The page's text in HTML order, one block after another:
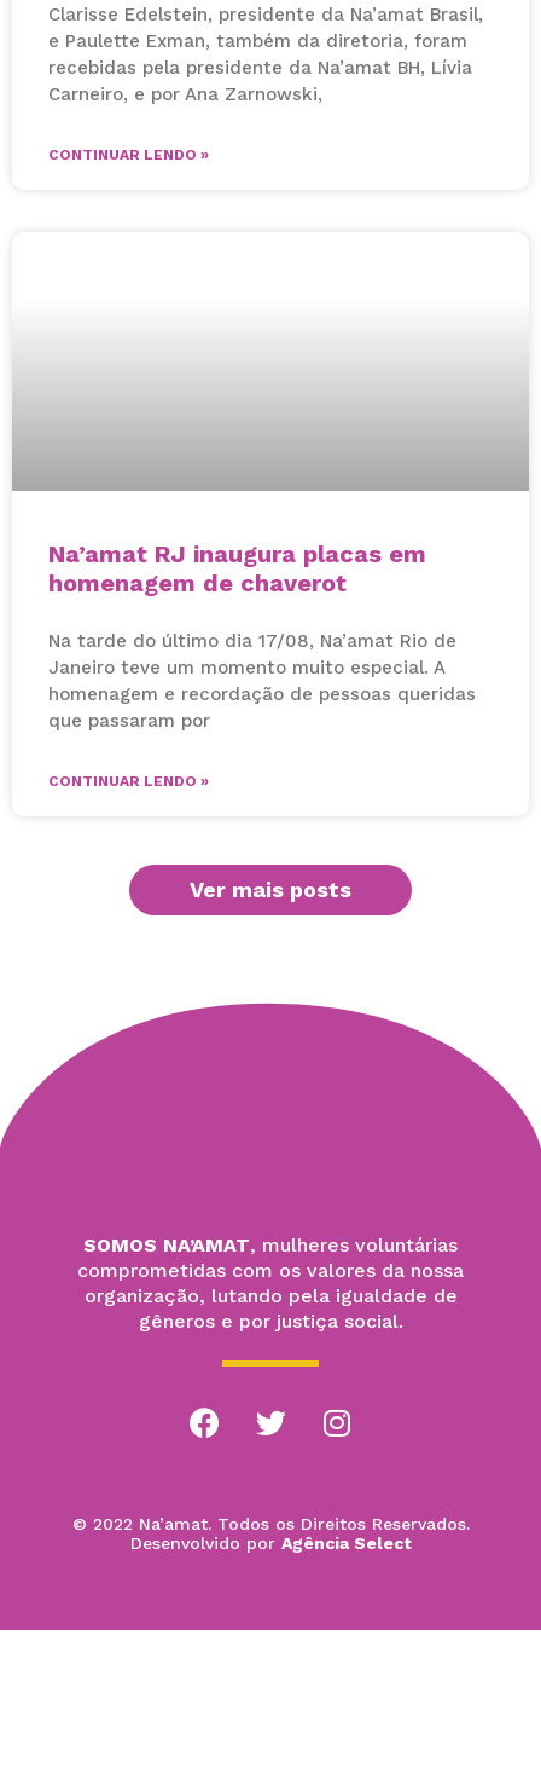
Clarisse Edelstein, presidente da Na’amat Brasil,
e Paulette Exman, também da diretoria, foram
recebidas pela presidente da Na’amat BH, Lívia
Carneiro, e por Ana Zarnowski,
CONTINUAR LENDO »
Na’amat RJ inaugura placas em
homenagem de chaverot
Na tarde do último dia 17/08, Na’amat Rio de
Janeiro teve um momento muito especial. A
homenagem e recordação de pessoas queridas
que passaram por
CONTINUAR LENDO »
Ver mais posts
SOMOS NA’AMAT, mulheres voluntárias
comprometidas com os valores da nossa
organização, lutando pela igualdade de
gêneros e por justiça social.
© 2022 Na’amat. Todos os Direitos Reservados.
Desenvolvido por Agência Select